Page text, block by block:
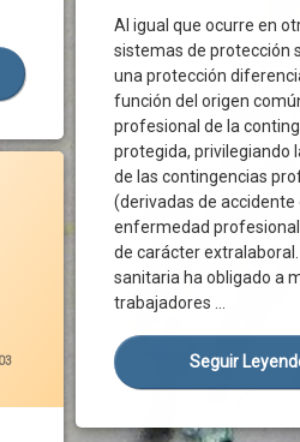
Sanitario Que Une A Europa
Al igual que ocurre en
sistemas de protección
una protección
función del origen
profesional de la
protegida, privilegiando
de las contingencias
(derivadas de accidente
enfermedad
de carácter
sanitaria ha obligado a
trabajadores …
Seguir
Pandemia
Parte De Baja
Prestación
Prevención
Protección De La Salud
Protección Del Trabajador
Riesgo
Salario
Salud Pública
Seguridad Social
Situación Jurídica